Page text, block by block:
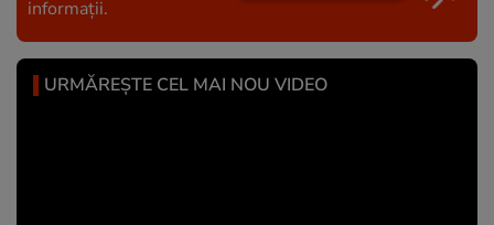
informații.
URMĂREȘTE CEL MAI NOU VIDEO